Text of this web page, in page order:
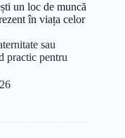
un loc de muncă
în viața celor
sau
practic pentru